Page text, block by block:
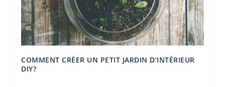
COMMENT CRÉER UN PETIT JARDIN D’INTÉRIEUR
DIY?